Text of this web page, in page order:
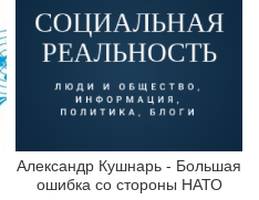
Александр Кушнарь - Большая
ошибка со стороны НАТО